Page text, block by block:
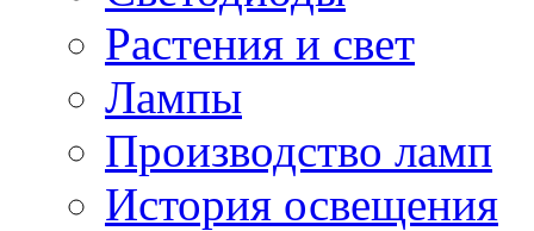
Растения и свет
Лампы
Производство ламп
История освещения